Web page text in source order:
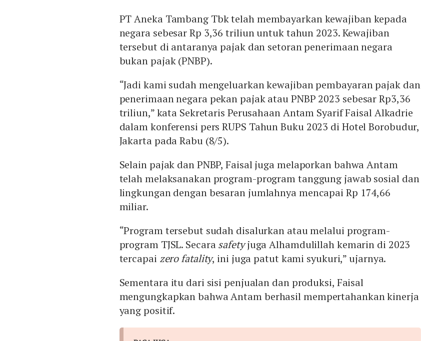
PT Aneka Tambang Tbk telah membayarkan kewajiban kepada
negara sebesar Rp 3,36 triliun untuk tahun 2023. Kewajiban
tersebut di antaranya pajak dan setoran penerimaan negara
bukan pajak (PNBP).
“Jadi kami sudah mengeluarkan kewajiban pembayaran pajak dan
penerimaan negara pekan pajak atau PNBP 2023 sebesar Rp3,36
triliun,” kata Sekretaris Perusahaan Antam Syarif Faisal Alkadrie
dalam konferensi pers RUPS Tahun Buku 2023 di Hotel Borobudur,
Jakarta pada Rabu (8/5).
Selain pajak dan PNBP, Faisal juga melaporkan bahwa Antam
telah melaksanakan program-program tanggung jawab sosial dan
lingkungan dengan besaran jumlahnya mencapai Rp 174,66
miliar.
“Program tersebut sudah disalurkan atau melalui program-
program TJSL. Secarasafetyjuga Alhamdulillah kemarin di 2023
tercapai zero fatality, ini juga patut kami syukuri,” ujarnya.
Sementara itu dari sisi penjualan dan produksi, Faisal
mengungkapkan bahwa Antam berhasil mempertahankan kinerja
yang positif.